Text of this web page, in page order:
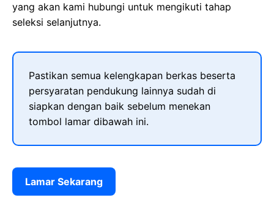
yang akan kami hubungi untuk mengikuti tahap
seleksi selanjutnya.
Pastikan semua kelengkapan berkas beserta
persyaratan pendukung lainnya sudah di
siapkan dengan baik sebelum menekan
tombol lamar dibawah ini.
Lamar Sekarang